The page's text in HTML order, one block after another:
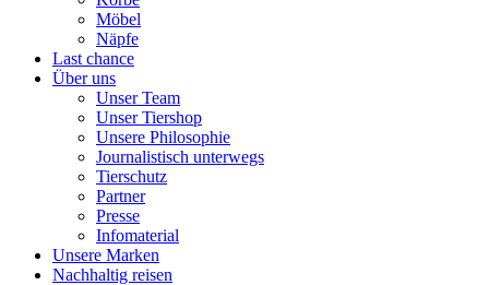
Möbel
Näpfe
Last chance
Über uns
Unser Team
Unser Tiershop
Unsere Philosophie
Journalistisch unterwegs
Tierschutz
Partner
Presse
Infomaterial
Unsere Marken
Nachhaltig reisen